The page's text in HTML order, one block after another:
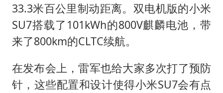
33.3米百公里制动距离。双电机版的小米
SU7搭载了101kWh的800V麒麟电池，带
来了800km的CLTC续航。
在发布会上，雷军也给大家多次打了预防
针，这些配置和设计使得小米SU7会有点